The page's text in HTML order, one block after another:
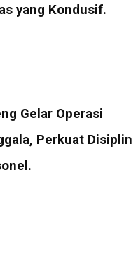
yang Kondusif.
Gelar Operasi
Perkuat Disiplin